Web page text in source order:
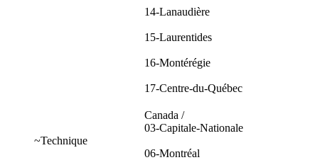
14-Lanaudière
15-Laurentides
16-Montérégie
17-Centre-du-Québec
~Technique
Canada /
03-Capitale-Nationale
06-Montréal